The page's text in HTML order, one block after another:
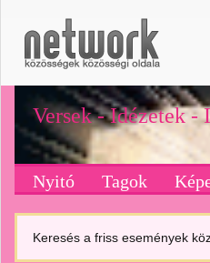
Versek - Idézetek
Nyitó Tagok
Keresés a friss események